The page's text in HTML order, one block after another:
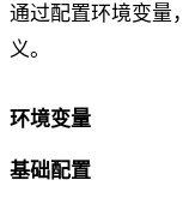
通过配置环境变量
义。
环境变量
基础配置